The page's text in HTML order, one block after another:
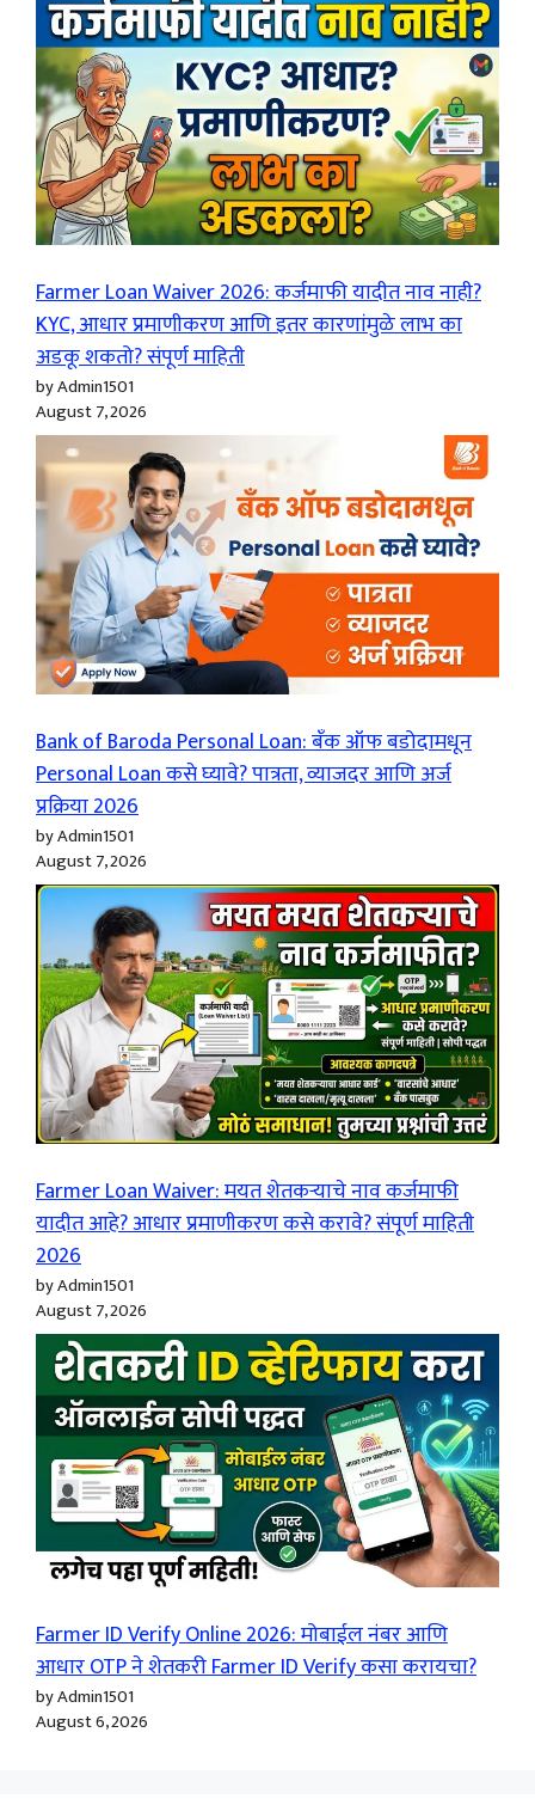
Farmer Loan Waiver 2026: कर्जमाफी यादीत नाव नाही?
KYC, आधार प्रमाणीकरण आणि इतर कारणांमुळे लाभ का
अडकू शकतो? संपूर्ण माहिती
by Admin1501
August 7, 2026
Bank of Baroda Personal Loan: बँक ऑफ बडोदामधून
Personal Loan कसे घ्यावे? पात्रता, व्याजदर आणि अर्ज
प्रक्रिया 2026
by Admin1501
August 7, 2026
Farmer Loan Waiver: मयत शेतकऱ्याचे नाव कर्जमाफी
यादीत आहे? आधार प्रमाणीकरण कसे करावे? संपूर्ण माहिती
2026
by Admin1501
August 7, 2026
Farmer ID Verify Online 2026: मोबाईल नंबर आणि
आधार OTP ने शेतकरी Farmer ID Verify कसा करायचा?
by Admin1501
August 6, 2026